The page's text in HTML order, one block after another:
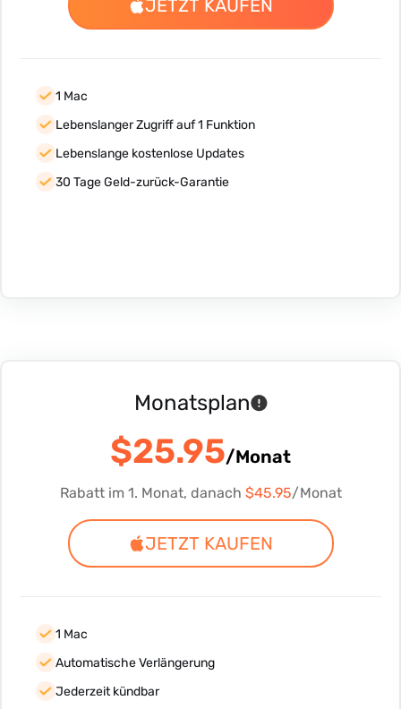
JETZT KAUFEN
1 Mac
Lebenslanger Zugriff auf 1 Funktion
Lebenslange kostenlose Updates
30 Tage Geld-zurück-Garantie
Monatsplan
$25.95/Monat
Rabatt im 1. Monat, danach $45.95/Monat
JETZT KAUFEN
1 Mac
Automatische Verlängerung
Jederzeit kündbar